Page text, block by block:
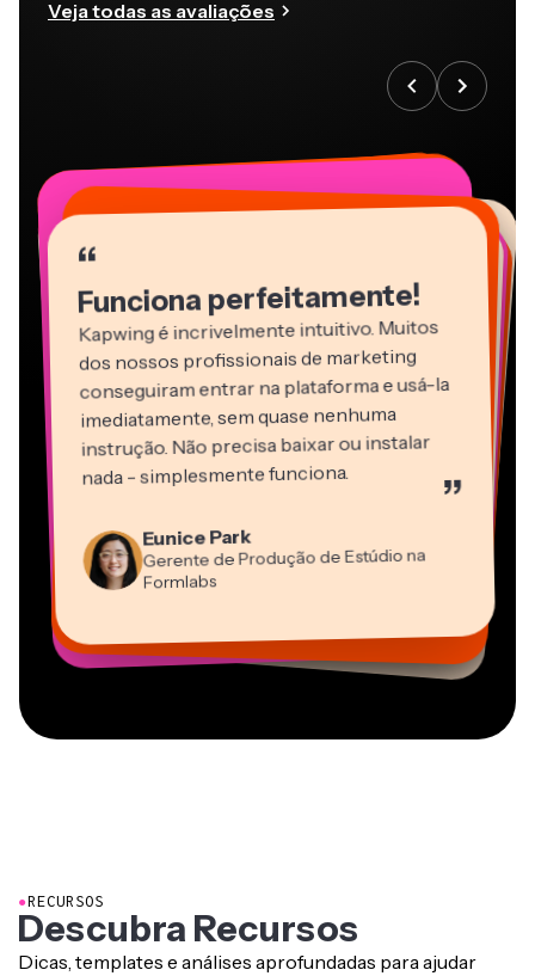
Veja todas as avaliações
“
Funciona perfeitamente!
Kapwing é incrivelmente intuitivo. Muitos
dos nossos profissionais de marketing
conseguiram entrar na plataforma e usá-la
imediatamente, sem quase nenhuma
instrução. Não precisa baixar ou instalar
nada - simplesmente funciona. ”
Eunice Park
Gerente de Produção de Estúdio na
Formlabs
“
Vannesia Darby
“
Grant Taleck
Panos Papagapiou
Sócio-Diretor na EPATHLON
“
Kerry-lee Farla
Gracie Peng
Diretor de Conteúdo
“
Martin James
Heidi Rae
Educação
“
Natasha Ball
Consultor
“
Mitch Rawlings
“
Dina Segovia
Freelancer Virtual
●RECURSOS
Descubra Recursos
Dicas, templates e análises aprofundadas para ajudar